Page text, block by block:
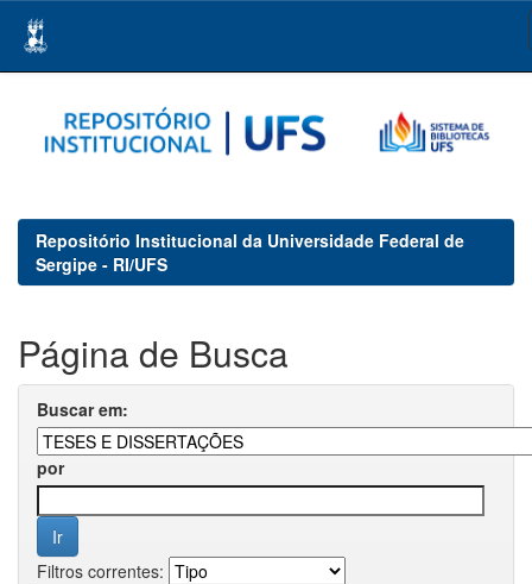
navigation
Repositório Institucional da Universidade Federal de
Sergipe - RI/UFS
Página de Busca
Buscar em:
por
Filtros correntes: